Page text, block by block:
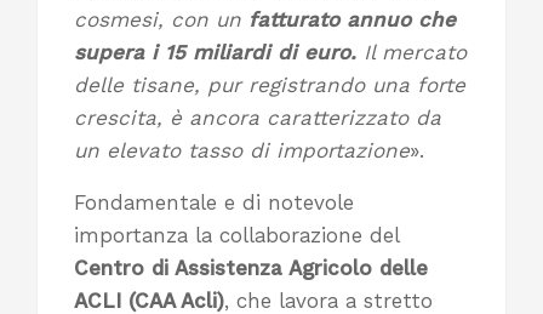
cosmesi, con un fatturato annuo che
supera i 15 miliardi di euro. Il mercato
delle tisane, pur registrando una forte
crescita, è ancora caratterizzato da
un elevato tasso di importazione».
Fondamentale e di notevole
importanza la collaborazione del
Centro di Assistenza Agricolo delle
ACLI (CAA Acli), che lavora a stretto